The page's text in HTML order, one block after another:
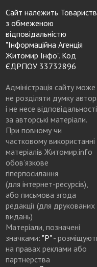
Сайт належить
з обмеженою
відповідальністю
"Інформаційна Агенція
Житомир Інфо". Код
ЄДРПОУ 33732896
Адміністрація сайту може
не розділяти думку
і не несе відповідальності
за авторські матеріали.
При повному чи
частковому використанні
матеріалів Житомир.info
обов’язкове
гіперпосилання
(для інтернет-ресурсів),
або письмова згода
редакції (для друкованих
видань)
Матеріали, позначені
значками: "Р"-
на правах реклами або
партнерства